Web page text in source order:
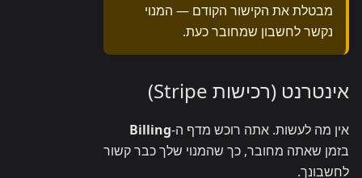
מבטלת את הקישור הקודם — המנוי
נקשר לחשבון שמחובר כעת.
אינטרנט (רכישות Stripe)
אין מה לעשות. אתה רוכש מדף ה-Billing
בזמן שאתה מחובר, כך שהמנוי שלך כבר קשור
לחשבונך.